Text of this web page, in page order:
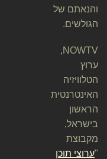
והנאתם של
הגולשים.
NOWTV,
ערוץ
הטלוויזיה
האינטרנטית
הראשון
בישראל,
מקבוצת
ערוצי תוכן